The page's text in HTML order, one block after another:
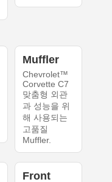
Muffler
Chevrolet™
Corvette C7
맞춤형 외관
과 성능을 위
해 사용되는
고품질
Muffler.
Front